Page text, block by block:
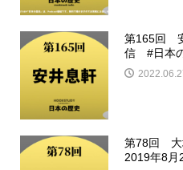
第165回
信 #日本の
第78回 大
2019年8月